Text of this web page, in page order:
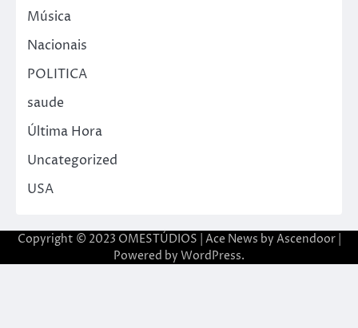
Música
Nacionais
POLITICA
saude
Última Hora
Uncategorized
USA
Copyright © 2023 OMESTÚDIOS | Ace News by Ascendoor|
Powered by WordPress.